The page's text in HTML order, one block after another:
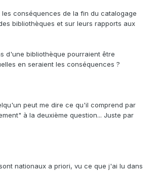
les conséquences de la fin du catalogage
bibliothèques et sur leurs rapports aux
d'une bibliothèque pourraient être
en seraient les conséquences ?
peut me dire ce qu'il comprend par
à la deuxième question... Juste par
nationaux a priori, vu ce que j'ai lu dans